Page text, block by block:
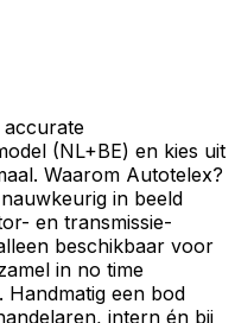
(NL+BE) en kies uit
Waarom Autotelex?
in beeld
en transmissie-
beschikbaar voor
in no time
Handmatig een bod
intern én bij